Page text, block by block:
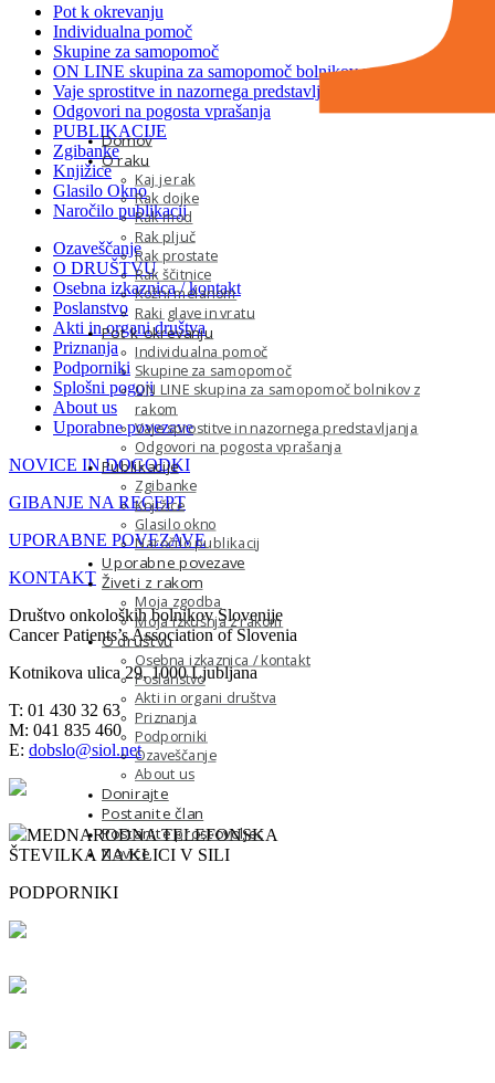
Pot k okrevanju
Individualna pomoč
Skupine za samopomoč
ON LINE skupina za samopomoč bolnikov z rakom
Vaje sprostitve in nazornega predstavljanja
Odgovori na pogosta vprašanja
PUBLIKACIJE
Zgibanke
Knjižice
Glasilo Okno
Naročilo publikacij
Ozaveščanje
O DRUŠTVU
Osebna izkaznica / kontakt
Poslanstvo
Akti in organi društva
Priznanja
Podporniki
Splošni pogoji
About us
Uporabne povezave
NOVICE IN DOGODKI
GIBANJE NA RECEPT
UPORABNE POVEZAVE
KONTAKT
Društvo onkoloških bolnikov Slovenije
Cancer Patients’s Association of Slovenia
Kotnikova ulica 29, 1000 Ljubljana
T: 01 430 32 63
M: 041 835 460
E: dobslo@siol.net
MEDNARODNA TELEFONSKA
ŠTEVILKA ZA KLICI V SILI
PODPORNIKI
Domov
O raku
Kaj je rak
Rak dojke
Rak mod
Rak pljuč
Rak prostate
Rak ščitnice
Kožni melanom
Raki glave in vratu
Pot k okrevanju
Individualna pomoč
Skupine za samopomoč
ON LINE skupina za samopomoč bolnikov z
rakom
Vaje sprostitve in nazornega predstavljanja
Odgovori na pogosta vprašanja
Publikacije
Zgibanke
Knjižice
Glasilo okno
Naročilo publikacij
Uporabne povezave
Živeti z rakom
Moja zgodba
Moja izkušnja z rakom
O društvu
Osebna izkaznica / kontakt
Poslanstvo
Akti in organi društva
Priznanja
Podporniki
Ozaveščanje
About us
Donirajte
Postanite član
Postanite prostovoljec
Novice